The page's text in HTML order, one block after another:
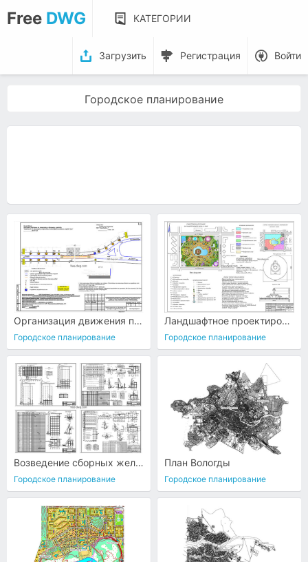
Free DWG КАТЕГОРИИ
Загрузить Регистрация Войти
Городское планирование
Организация движения при дорожных работах
Городское планирование
Ландшафтное проектирование
Городское планирование
Возведение сборных железобетонных зданий
Городское планирование
План Вологды
Городское планирование